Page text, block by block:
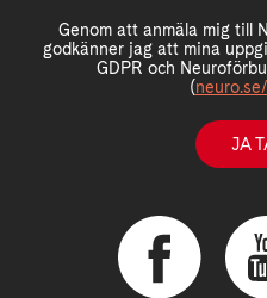
Genom att anmäla mig till
godkänner jag att mina
GDPR och
(
JA